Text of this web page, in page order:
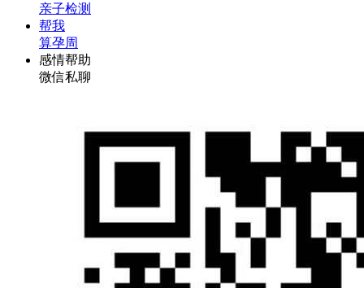
亲子检测
帮我
算孕周
感情帮助
微信私聊